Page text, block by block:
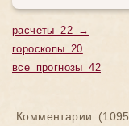
расчеты 22 →
гороскопы 20
все прогнозы 42
Комментарии (1095